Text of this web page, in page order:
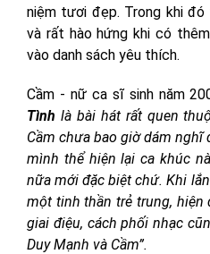
niệm tươi đẹp. Trong khi đó
và rất hào hứng khi có
vào danh sách yêu thích.
Cầm - nữ ca sĩ sinh năm
Tình là bài hát rất quen
Cầm chưa bao giờ dám nghĩ
mình thể hiện lại ca khúc
nữa mới đặc biệt chứ. Khi
một tinh thần trẻ trung,
giai điệu, cách phối nhạc
Duy Mạnh và Cầm”.